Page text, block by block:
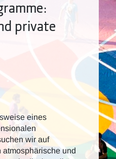
private
eines
wir auf
und